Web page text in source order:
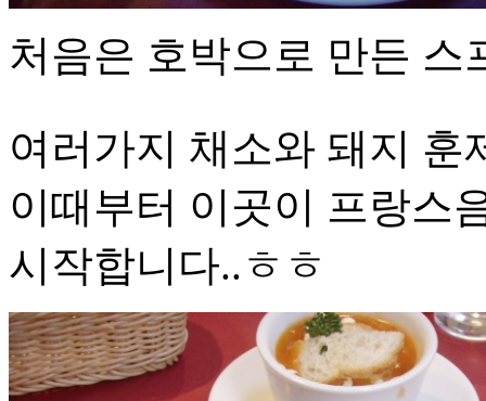
처음은 호박으로 만든
여러가지 채소와 돼지 훈
이때부터 이곳이 프랑스
시작합니다..ㅎㅎ